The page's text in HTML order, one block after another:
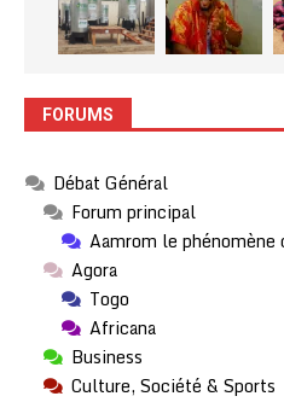
FORUMS
Débat Général
Forum principal
Aamrom le
Agora
Togo
Africana
Business
Culture, Société & Sports